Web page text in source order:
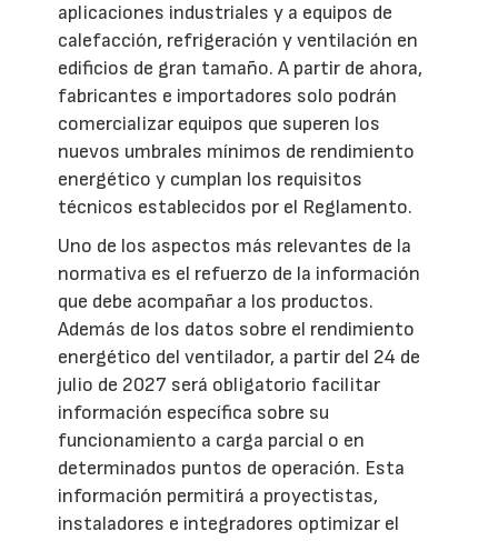
aplicaciones industriales y a equipos de
calefacción, refrigeración y ventilación en
edificios de gran tamaño. A partir de ahora,
fabricantes e importadores solo podrán
comercializar equipos que superen los
nuevos umbrales mínimos de rendimiento
energético y cumplan los requisitos
técnicos establecidos por el Reglamento.
Uno de los aspectos más relevantes de la
normativa es el refuerzo de la información
que debe acompañar a los productos.
Además de los datos sobre el rendimiento
energético del ventilador, a partir del 24 de
julio de 2027 será obligatorio facilitar
información específica sobre su
funcionamiento a carga parcial o en
determinados puntos de operación. Esta
información permitirá a proyectistas,
instaladores e integradores optimizar el